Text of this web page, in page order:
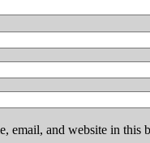
email, and website in this